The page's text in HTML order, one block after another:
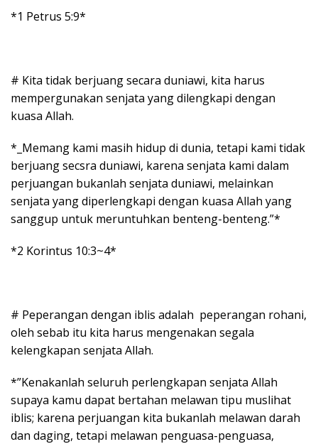
*1 Petrus 5:9*
# Kita tidak berjuang secara duniawi, kita harus
mempergunakan senjata yang dilengkapi dengan
kuasa Allah.
*_Memang kami masih hidup di dunia, tetapi kami tidak
berjuang secsra duniawi, karena senjata kami dalam
perjuangan bukanlah senjata duniawi, melainkan
senjata yang diperlengkapi dengan kuasa Allah yang
sanggup untuk meruntuhkan benteng-benteng.”*
*2 Korintus 10:3~4*
# Peperangan dengan iblis adalah peperangan rohani,
oleh sebab itu kita harus mengenakan segala
kelengkapan senjata Allah.
*”Kenakanlah seluruh perlengkapan senjata Allah
supaya kamu dapat bertahan melawan tipu muslihat
iblis; karena perjuangan kita bukanlah melawan darah
dan daging, tetapi melawan penguasa-penguasa,